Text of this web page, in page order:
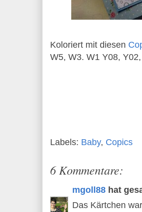
Koloriert mit diesen
W5, W3. W1 Y08,
Labels: Baby, Copics
6 Kommentare:
mgoll88 hat
Das Kärtchen